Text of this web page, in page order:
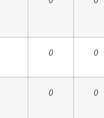
0 0
0 0